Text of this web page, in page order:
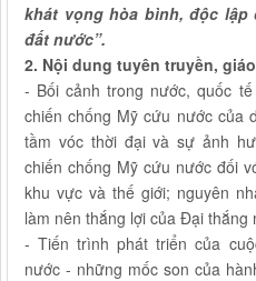
khát vọng hòa bình, độc
đất nước”.
2. Nội dung tuyên truyền,
- Bối cảnh trong nước, quốc
chiến chống Mỹ cứu nước của
tầm vóc thời đại và sự ảnh
chiến chống Mỹ cứu nước đối
khu vực và thế giới; nguyên
làm nên thắng lợi của Đại thắng
- Tiến trình phát triển của
nước - những mốc son của